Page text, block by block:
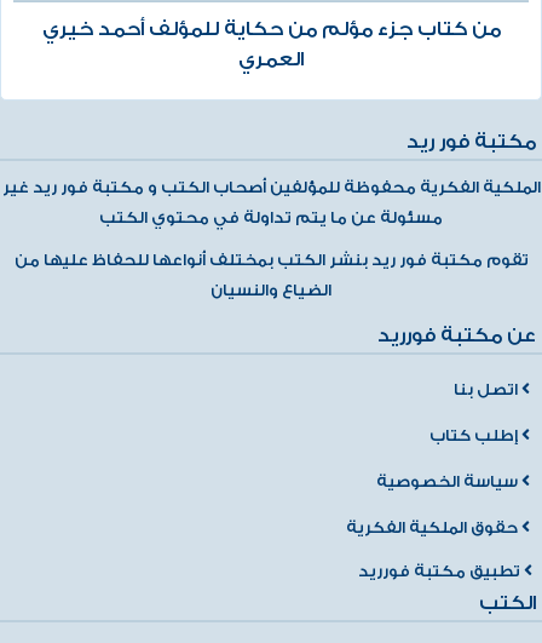
من كتاب جزء مؤلم من حكاية للمؤلف أحمد خيري
العمري
مكتبة فور ريد
الملكية الفكرية محفوظة للمؤلفين أصحاب الكتب و مكتبة فور ريد غير
مسئولة عن ما يتم تداولة في محتوي الكتب
تقوم مكتبة فور ريد بنشر الكتب بمختلف أنواعها للحفاظ عليها من
الضياع والنسيان
عن مكتبة فورريد
اتصل بنا
إطلب كتاب
سياسة الخصوصية
حقوق الملكية الفكرية
تطبيق مكتبة فورريد
الكتب